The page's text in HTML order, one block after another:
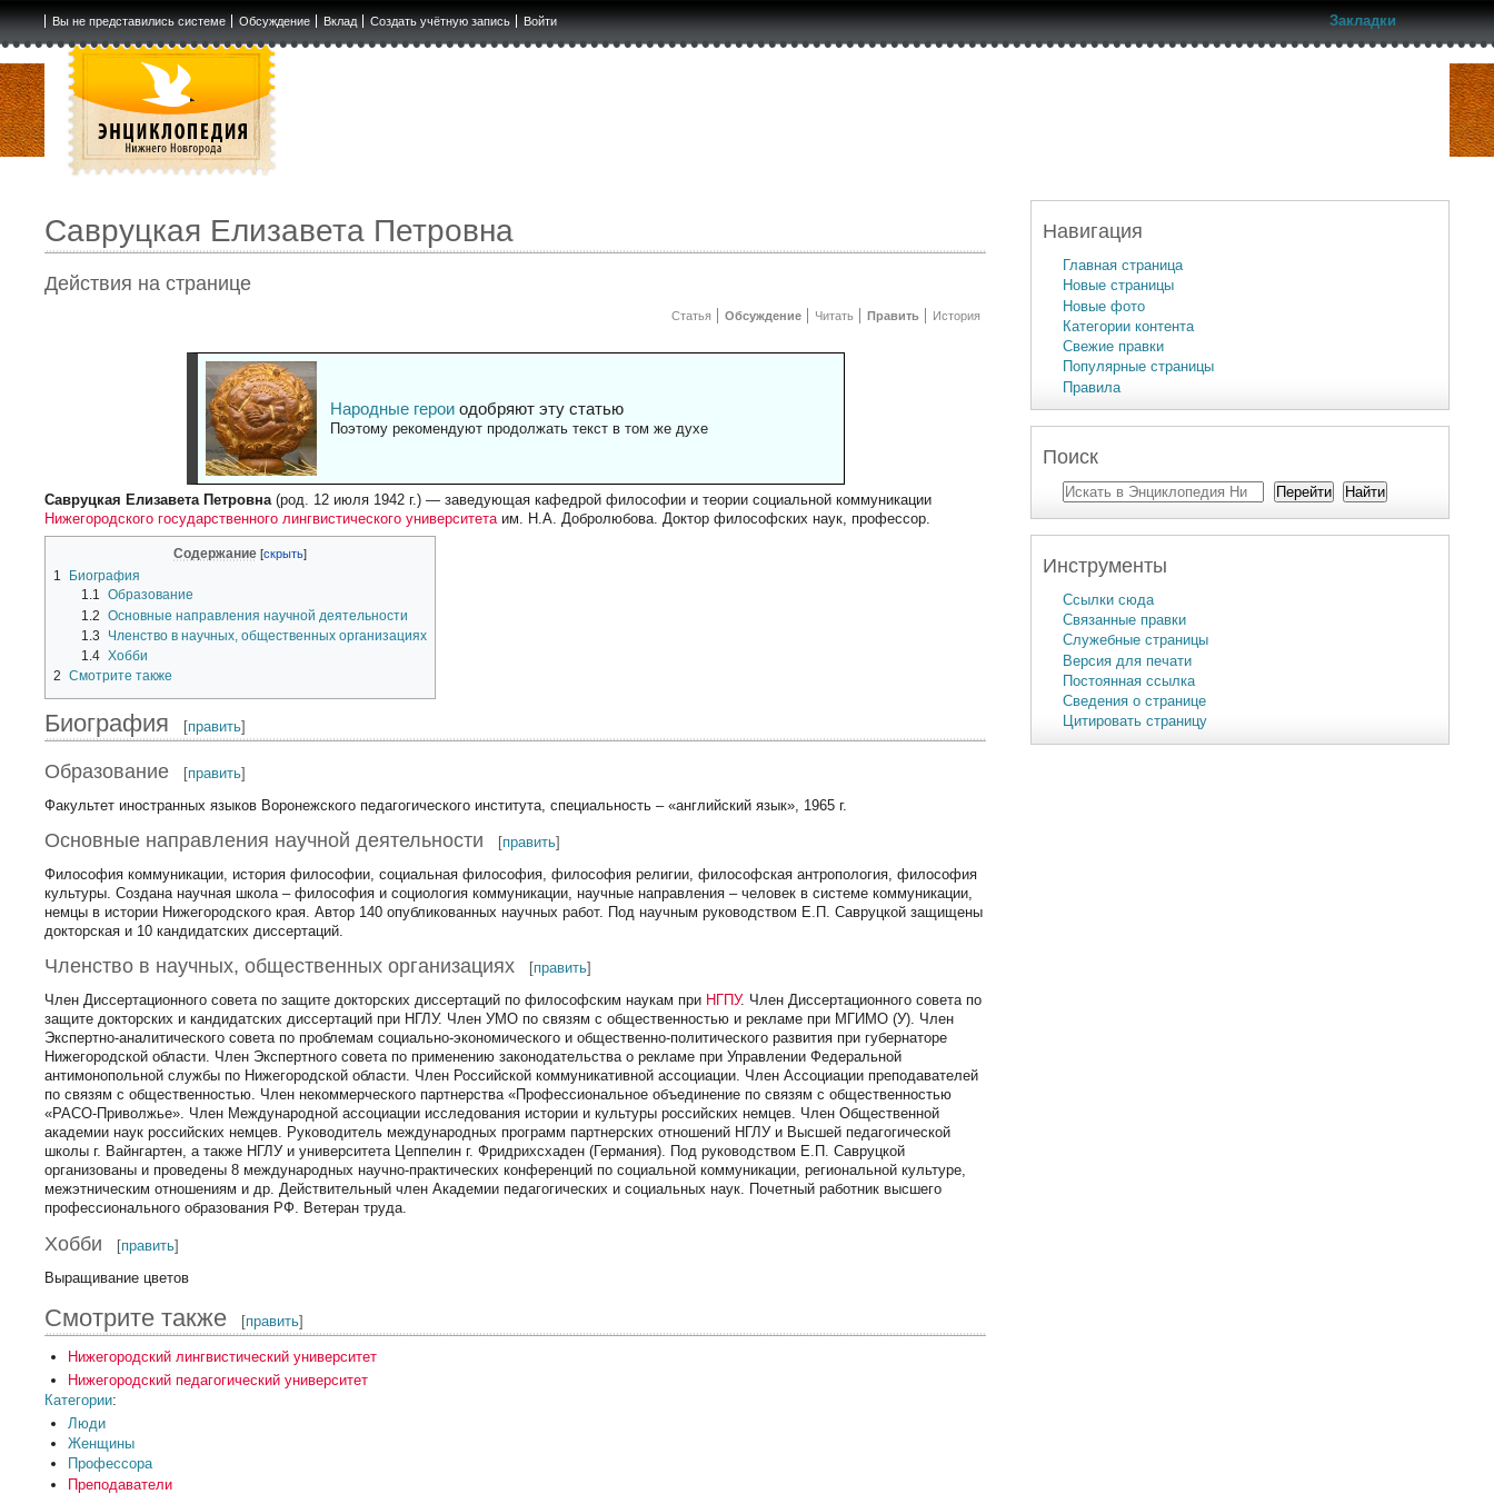
Вы не представились системе Обсуждение Вклад Создать учётную запись Войти Закладки
Савруцкая Елизавета Петровна
Действия на странице
Статья Обсуждение Читать Править История
Народные героиодобряют эту статью
Поэтому рекомендуют продолжать текст в том же духе
Савруцкая Елизавета Петровна(род. 12 июля 1942 г.) — заведующая кафедрой философии и теории социальной коммуникации
Нижегородского государственного лингвистического университетаим. Н.А. Добролюбова. Доктор философских наук, профессор.
Содержание
1
Биография
1.1 Образование
1.2 Основные направления научной деятельности
1.3
Членство в научных, общественных организациях
1.4 Хобби
2 Смотрите также
Биография [править]
Образование [править]
Факультет иностранных языков Воронежского педагогического института, специальность – «английский язык», 1965 г.
Основные направления научной деятельности [править]
Философия коммуникации, история философии, социальная философия, философия религии, философская антропология, философия
культуры. Создана научная школа – философия и социология коммуникации, научные направления – человек в системе коммуникации,
немцы в истории Нижегородского края. Автор 140 опубликованных научных работ. Под научным руководством Е.П. Савруцкой защищены
докторская и 10 кандидатских диссертаций.
Членство в научных, общественных организациях [править]
Член Диссертационного совета по защите докторских диссертаций по философским наукам при НГПУ. Член Диссертационного совета по
защите докторских и кандидатских диссертаций при НГЛУ. Член УМО по связям с общественностью и рекламе при МГИМО (У). Член
Экспертно-аналитического совета по проблемам социально-экономического и общественно-политического развития при губернаторе
Нижегородской области. Член Экспертного совета по применению законодательства о рекламе при Управлении Федеральной
антимонопольной службы по Нижегородской области. Член Российской коммуникативной ассоциации. Член Ассоциации преподавателей
по связям с общественностью. Член некоммерческого партнерства «Профессиональное объединение по связям с общественностью
«РАСО-Приволжье». Член Международной ассоциации исследования истории и культуры российских немцев. Член Общественной
академии наук российских немцев. Руководитель международных программ партнерских отношений НГЛУ и Высшей педагогической
школы г. Вайнгартен, а также НГЛУ и университета Цеппелин г. Фридрихсхаден (Германия). Под руководством Е.П. Савруцкой
организованы и проведены 8 международных научно-практических конференций по социальной коммуникации, региональной культуре,
межэтническим отношениям и др. Действительный член Академии педагогических и социальных наук. Почетный работник высшего
профессионального образования РФ. Ветеран труда.
Хобби [править]
Выращивание цветов
Смотрите также [править]
Нижегородский лингвистический университет
Нижегородский педагогический университет
Категории:
Люди
Женщины
Профессора
Преподаватели
Навигация
Главная страница
Новые страницы
Новые фото
Категории контента
Свежие правки
Популярные страницы
Правила
Поиск
Инструменты
Ссылки сюда
Связанные правки
Служебные страницы
Версия для печати
Постоянная ссылка
Сведения о странице
Цитировать страницу